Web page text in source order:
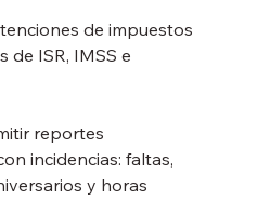
de impuestos
de ISR, IMSS e
reportes
incidencias: faltas,
y horas